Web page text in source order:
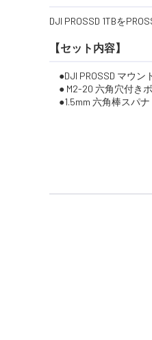
DJI PROSSD 1TBを
【セット内容】
●DJI PROSSD マウン
● M2-20 六角穴付き
●1.5mm 六角棒スパ